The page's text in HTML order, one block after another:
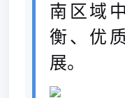
南区域
衡、优
展。